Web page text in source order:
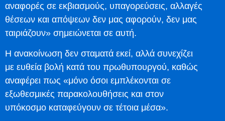
αναφορές σε εκβιασμούς, υπαγορεύσεις, αλλαγές
θέσεων και απόψεων δεν μας αφορούν, δεν μας
ταιριάζουν» σημειώνεται σε αυτή.
Η ανακοίνωση δεν σταματά εκεί, αλλά συνεχίζει
με ευθεία βολή κατά του πρωθυπουργού, καθώς
αναφέρει πως «μόνο όσοι εμπλέκονται σε
εξωθεσμικές παρακολουθήσεις και στον
υπόκοσμο καταφεύγουν σε τέτοια μέσα».